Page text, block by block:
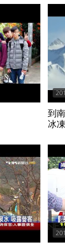
到
冰